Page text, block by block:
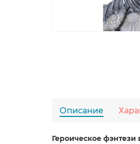
Описание
Героическое